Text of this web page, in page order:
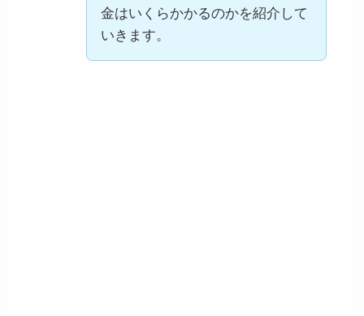
金はいくらかかるのかを紹介して
いきます。